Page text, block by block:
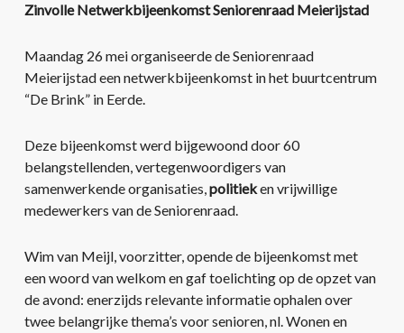
Zinvolle Netwerkbijeenkomst Seniorenraad Meierijstad
Maandag 26 mei organiseerde de Seniorenraad
Meierijstad een netwerkbijeenkomst in het buurtcentrum
“De Brink” in Eerde.
Deze bijeenkomst werd bijgewoond door 60
belangstellenden, vertegenwoordigers van
samenwerkende organisaties,politieken vrijwillige
medewerkers van de Seniorenraad.
Wim van Meijl, voorzitter, opende de bijeenkomst met
een woord van welkom en gaf toelichting op de opzet van
de avond: enerzijds relevante informatie ophalen over
twee belangrijke thema’s voor senioren, nl. Wonen en